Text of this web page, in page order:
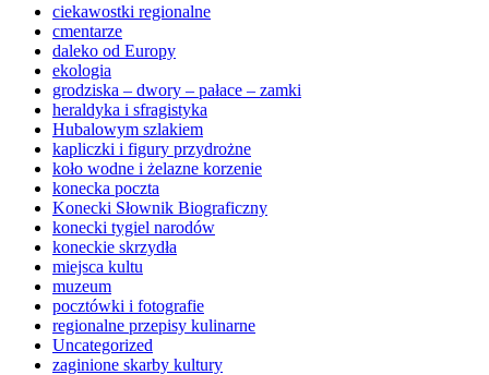
ciekawostki regionalne
cmentarze
daleko od Europy
ekologia
grodziska – dwory – pałace – zamki
heraldyka i sfragistyka
Hubalowym szlakiem
kapliczki i figury przydrożne
koło wodne i żelazne korzenie
konecka poczta
Konecki Słownik Biograficzny
konecki tygiel narodów
koneckie skrzydła
miejsca kultu
muzeum
pocztówki i fotografie
regionalne przepisy kulinarne
Uncategorized
zaginione skarby kultury